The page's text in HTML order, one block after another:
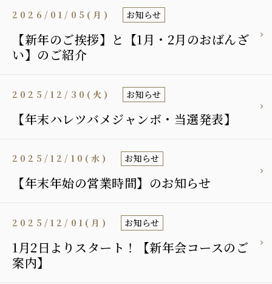
【新年のご挨拶】と【1月・2月のおばんざ
い】のご紹介
2026/01/05(月) お知らせ
【年末ハレツバメジャンボ・当選発表】
2025/12/30(火) お知らせ
【年末年始の営業時間】のお知らせ
2025/12/10(水) お知らせ
1月2日よりスタート！【新年会コースのご
案内】
2025/12/01(月) お知らせ